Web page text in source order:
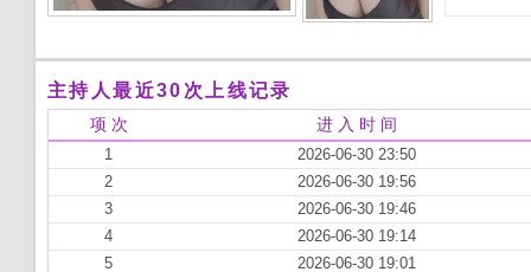
主持人最近30次上线记录
项 次 进 入 时 间
1
2026-06-30 23:50
2
2026-06-30 19:56
3
2026-06-30 19:46
4
2026-06-30 19:14
5
2026-06-30 19:01